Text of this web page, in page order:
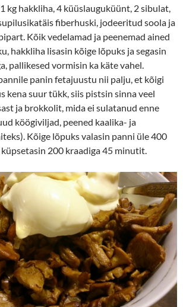
kg hakkliha, 4 küüslauguküünt, 2 sibulat,
fiberhuski, jodeeritud soola ja
Kõik vedelamad ja peenemad ained
hakkliha lisasin kõige lõpuks ja segasin
pallikesed vormisin ka käte vahel.
panin fetajuustu nii palju, et kõigi
kena suur tükk, siis pistsin sinna veel
ja brokkolit, mida ei sulatanud enne
köögiviljad, peened kaalika- ja
Kõige lõpuks valasin panni üle 400
200 kraadiga 45 minutit.